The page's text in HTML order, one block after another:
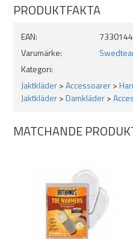
avtryckarkänsla
En funktionell och smidig
och precision för bästa möjliga
PRODUKTFAKTA
EAN:
Varumärke:
Kategori:
Jaktkläder>Accessoarer>
Jaktkläder>Damkläder>
MATCHANDE